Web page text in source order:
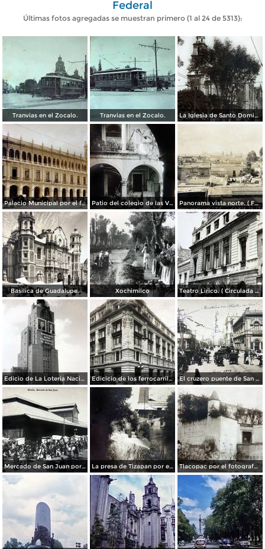
Federal
Últimas fotos agregadas se muestran primero (1 al 24 de 5313):
Tranvias en el Zocalo. Tranvias en el Zocalo. La Iglesia de Santo Domingo.
Palacio Municipal por el fotografo Hugo Brehme.. Patio del colegio de las Vizcainas por el fotografo Hugo Brehme. Panorama vista norte. ( Fechada el 20 de Junio de 1905 ).
Basilica de Guadalupe. Xochimilco Teatro Lirico. ( Circulada el 1 de Agosto de 1926 ).
Edicio de La Loteria Nacional Ciudad de México Abril de 1964 Edicicio de los ferrocarriles. El cruzero puente de San Francisco y Guardiola por el fotografo Felix Miret.
Mercado de San Juan por el fotografo Felix Miret La presa de Tizapan por el fotografo Fernando Kososky. ( Circulada el 22 de Diembre de 1910 ). Tlacopac por el fotografo Hugo Brehme.